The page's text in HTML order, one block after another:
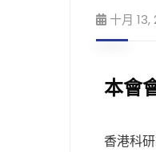
十月 13,
本會
香港科